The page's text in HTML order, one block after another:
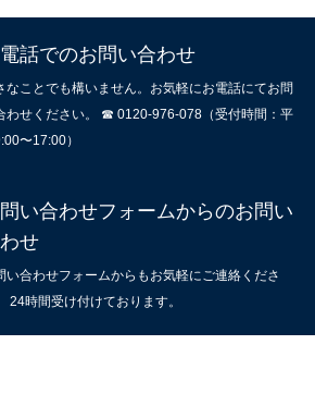
話でのお問い合わせ
なことでも構いません。お気軽にお電話にてお問
わせください。 ☎ 0120-976-078（受付時間：平
〜17:00）
い合わせフォームからのお問い
せ
い合わせフォームからもお気軽にご連絡くださ
24時間受け付けております。